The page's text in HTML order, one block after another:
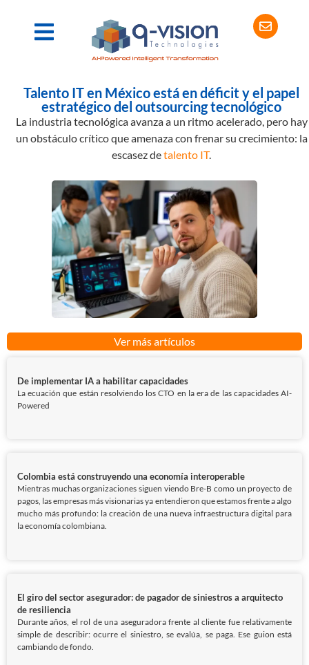
Talento IT en México está en déficit y el papel
estratégico del outsourcing tecnológico
La industria tecnológica avanza a un ritmo acelerado, pero hay
un obstáculo crítico que amenaza con frenar su crecimiento: la
escasez detalento IT.
Ver más artículos
De implementar IA a habilitar capacidades
La ecuación que están resolviendo los CTO en la era de las capacidades AI-
Powered
Colombia está construyendo una economía interoperable
Mientras muchas organizaciones siguen viendo Bre-B como un proyecto de
pagos, las empresas más visionarias ya entendieron que estamos frente a algo
mucho más profundo: la creación de una nueva infraestructura digital para
la economía colombiana.
El giro del sector asegurador: de pagador de siniestros a arquitecto
de resiliencia
Durante años, el rol de una aseguradora frente al cliente fue relativamente
simple de describir: ocurre el siniestro, se evalúa, se paga. Ese guion está
cambiando de fondo.